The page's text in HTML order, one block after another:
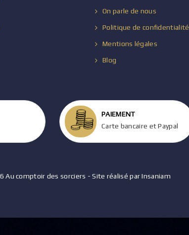
On parle de nous
Politique de confidentialité
Mentions légales
Blog
PAIEMENT
Carte bancaire et Paypal
Au comptoir des sorciers - Site réalisé par Insaniam